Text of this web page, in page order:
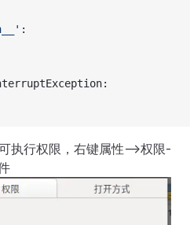
:
执行权限，右键属性-->权限-